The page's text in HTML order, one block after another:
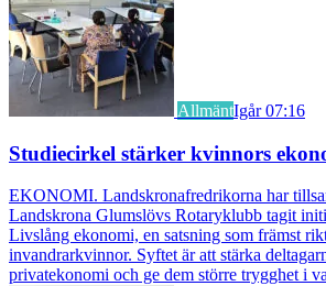
AllmäntIgår 07:16
Studiecirkel stärker kvinnors
EKONOMI. Landskronafredrikorna har
Landskrona Glumslövs Rotaryklubb tagit
Livslång ekonomi, en satsning som främst
invandrarkvinnor. Syftet är att stärka
privatekonomi och ge dem större trygghet i